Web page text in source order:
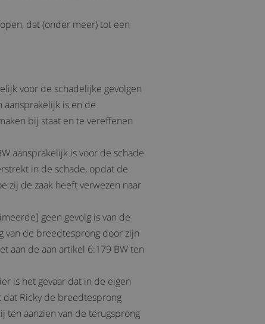
dat (onder meer) tot een
voor de schadelijke gevolgen
aansprakelijk is en de
bij staat en te vereffenen
aansprakelijk is voor de schade
in de schade, opdat de
zij de zaak heeft verwezen naar
geen gevolg is van de
van de breedtesprong door zijn
aan de aan artikel 6:179 BW ten
is het gevaar dat in de eigen
dat Ricky de breedtesprong
aanzien van de terugsprong